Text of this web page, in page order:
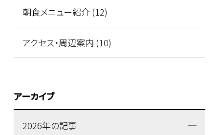
朝食メニュー紹介 (12)
アクセス・周辺案内 (10)
アーカイブ
2026年の記事